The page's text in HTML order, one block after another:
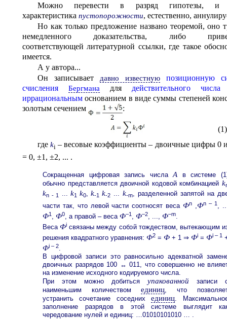
Можно перевести в разряд гипотезы, и
характеристика пустопорожности, естественно,
Но как только предложение названо теоремой, оно
немедленного доказательства, либо
соответствующей литературной ссылки, где такое
имеется.
А у автора...
Он записывает давно известную
позиционную
счисления
Бергмана для действительного числа
иррациональным основанием в виде суммы степеней
золотым сечением
:
где ki – весовые коэффициенты – двоичные цифры 0
= 0, ±1, ±2, ... .
Сокращенная цифровая запись числа A в системе
обычно представляется двоичной кодовой комбинацией k
kn - 1 k1 k0 k-1 k-2 k-m
, разделенной запятой на
части так, что левой части соотносят веса Фn Фn – 1
Ф1 Ф0 , а правой – веса Ф–1 Ф–2 Ф–m
Веса Фi связаны между собой тождеством, вытекающим
решения квадратного уравнения: Ф2 = Ф + 1 ⇒ Фi = Фi – 1
Фi – 2
В цифровой записи это равносильно адекватной
двоичных разрядов 100 ↔ 011, что совершенно не
на изменение исходного кодируемого числа.
При этом можно добиться упакованной записи
наименьшим количеством единиц , что
устранить сочетание соседних единиц .
заполнение разрядов в этой системе выглядит
чередование нулей и единиц: …01010101010 … .